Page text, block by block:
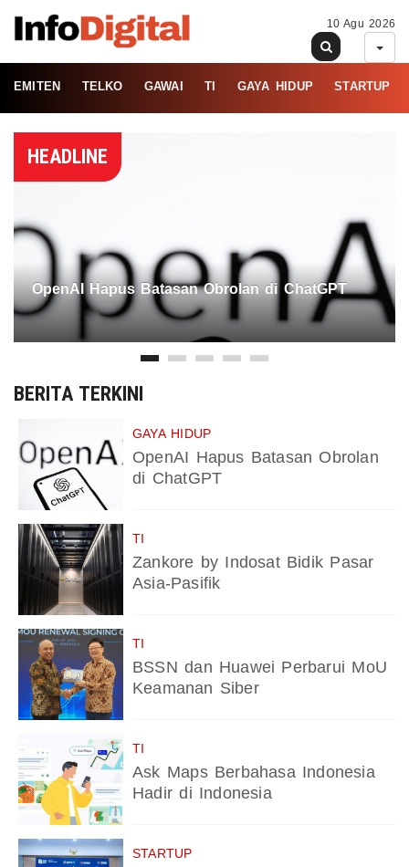
10 Agu 2026
EMITEN TELKO GAWAI TI GAYA HIDUP STARTUP
HEADLINE
OpenAI Hapus Batasan Obrolan di ChatGPT
BERITA TERKINI
GAYA HIDUP
OpenAI Hapus Batasan Obrolan
di ChatGPT
TI
Zankore by Indosat Bidik Pasar
Asia-Pasifik
TI
BSSN dan Huawei Perbarui MoU
Keamanan Siber
TI
Ask Maps Berbahasa Indonesia
Hadir di Indonesia
STARTUP